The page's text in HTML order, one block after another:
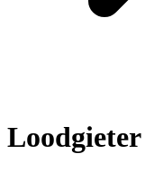
Loodgieter